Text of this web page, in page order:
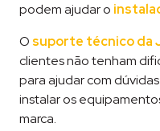
podem ajudar o
O suporte técnico da
clientes não tenham
para ajudar com
instalar os
marca.